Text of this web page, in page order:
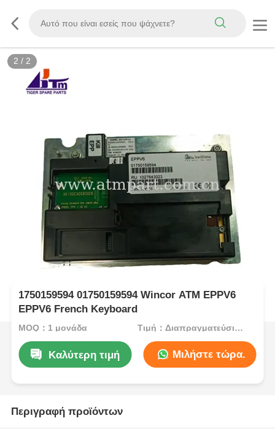
2 / 2
1750159594 01750159594 Wincor ATM EPPV6
EPPV6 French Keyboard
MOQ：1 μονάδα Τιμή：Διαπραγματεύσιμος
Καλύτερη τιμή Μιλήστε τώρα.
Περιγραφή προϊόντων